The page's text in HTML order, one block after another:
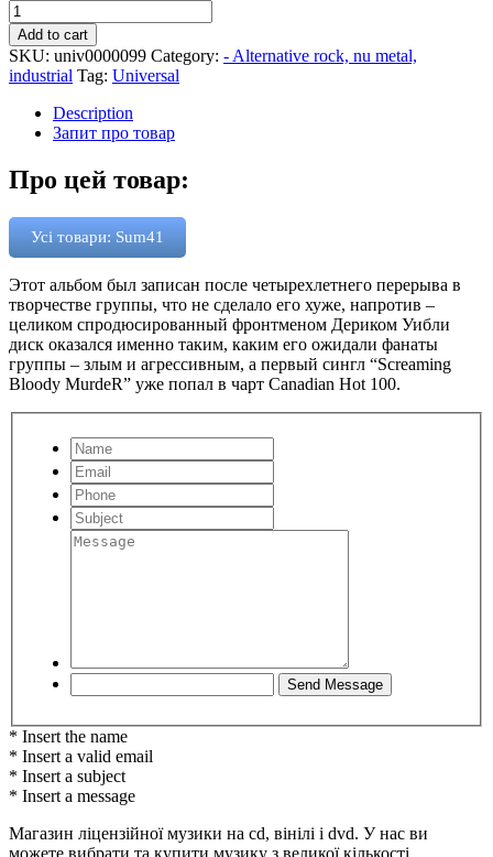
Add to cart
SKU: univ0000099 Category: - Alternative rock, nu metal,
industrial Tag: Universal
Description
Запит про товар
Про цей товар:
Усі товари: Sum41
Этот альбом был записан после четырехлетнего перерыва в
творчестве группы, что не сделало его хуже, напротив –
целиком спродюсированный фронтменом Дериком Уибли
диск оказался именно таким, каким его ожидали фанаты
группы – злым и агрессивным, а первый сингл “Screaming
Bloody MurdeR” уже попал в чарт Canadian Hot 100.
* Insert the name
* Insert a valid email
* Insert a subject
* Insert a message
Магазин ліцензійної музики на cd, вінілі і dvd. У нас ви
можете вибрати та купити музику з великої кількості